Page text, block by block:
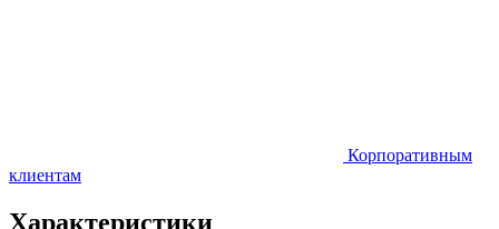
Корпоративным
клиентам
Характеристики